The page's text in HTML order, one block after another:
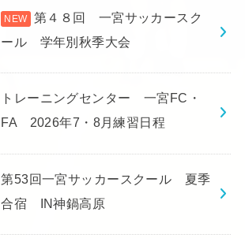
第４８回 一宮サッカースク
ール 学年別秋季大会
トレーニングセンター 一宮FC・
FA 2026年7・8月練習日程
第53回一宮サッカースクール 夏季
合宿 IN神鍋高原